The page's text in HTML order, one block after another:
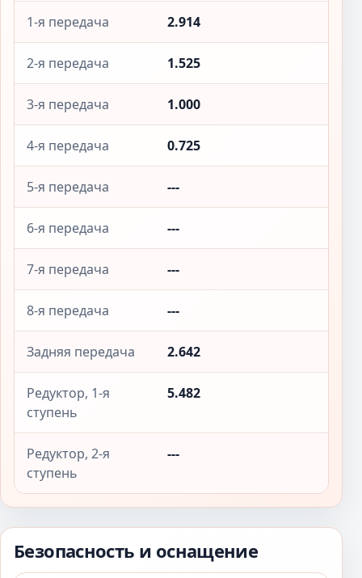
1-я передача 2.914
2-я передача 1.525
3-я передача 1.000
4-я передача 0.725
5-я передача ---
6-я передача ---
7-я передача ---
8-я передача ---
Задняя передача 2.642
Редуктор, 1-я
ступень
5.482
Редуктор, 2-я
ступень
---
Безопасность и оснащение